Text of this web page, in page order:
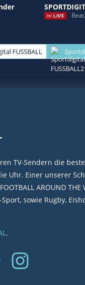
LIVE
FUSSBALL
TV-Sendern die
Uhr. Einer unserer
AROUND
sowie Rugby,
.